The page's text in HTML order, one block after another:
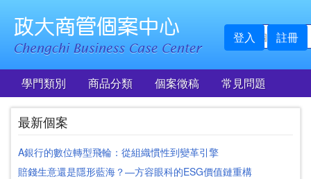
登入 註冊
學門類別 商品分類 個案徵稿 常見問題
最新個案
A銀行的數位轉型飛輪：從組織慣性到變革引擎
賠錢生意還是隱形藍海？—方容眼科的ESG價值鏈重構